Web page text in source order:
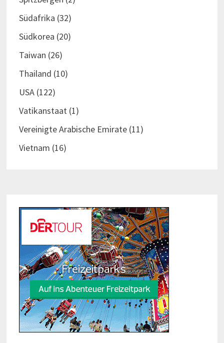
Südafrika (32)
Südkorea (20)
Taiwan (26)
Thailand (10)
USA(122)
Vatikanstaat(1)
Vereinigte Arabische Emirate(11)
Vietnam (16)